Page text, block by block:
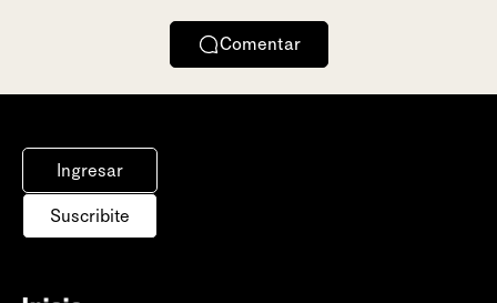
Comentar
Ingresar
Suscribite